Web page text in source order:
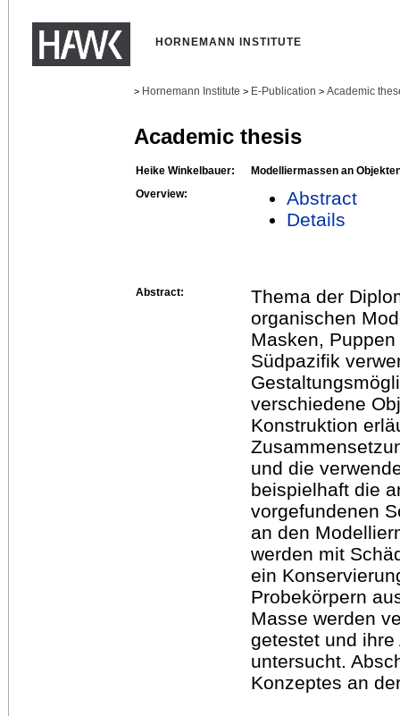
HORNEMANN INSTITUTE
> Hornemann Institute > E-Publication > Academic
Academic thesis
Heike Winkelbauer:
Modelliermassen an
Overview:
Abstract
Details
Abstract:
Thema der
organischen
Masken,
Südpazifik
verschiedene
Konstruktion
und die
beispielhaft die
vorgefundenen
an den
werden mit
ein
Probekörpern
Masse werden
getestet und
untersucht.
Konzeptes an